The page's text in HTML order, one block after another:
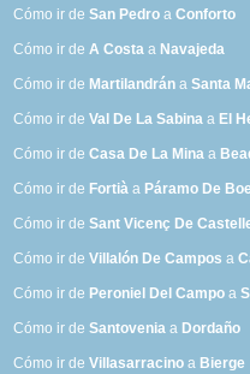
Cómo ir deSan Pedro aConforto
Cómo ir deA Costa a Navajeda
Cómo ir de Martilandrán aSanta
Cómo ir deVal De La Sabina a El
Cómo ir deCasa De La Mina a
Cómo ir de Fortià a Páramo De
Cómo ir deSant Vicenç De
Cómo ir deVillalón De Campos a
Cómo ir de Peroniel Del Campo a
Cómo ir deSantovenia a Dordaño
Cómo ir deVillasarracino a Bierge